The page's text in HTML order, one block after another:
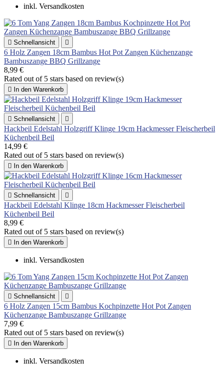
inkl. Versandkosten
 Schnellansicht 
6 Holz Zangen 18cm Bambus Hot Pot Zangen Küchenzange
Bambuszange BBQ Grillzange
8,99 €
Rated out of 5 stars based on review(s)
 In den Warenkorb
 Schnellansicht 
Hackbeil Edelstahl Holzgriff Klinge 19cm Hackmesser Fleischerbeil
Küchenbeil Beil
14,99 €
Rated out of 5 stars based on review(s)
 In den Warenkorb
 Schnellansicht 
Hackbeil Edelstahl Klinge 18cm Hackmesser Fleischerbeil
Küchenbeil Beil
8,99 €
Rated out of 5 stars based on review(s)
 In den Warenkorb
inkl. Versandkosten
 Schnellansicht 
6 Holz Zangen 15cm Bambus Kochpinzette Hot Pot Zangen
Küchenzange Bambuszange Grillzange
7,99 €
Rated out of 5 stars based on review(s)
 In den Warenkorb
inkl. Versandkosten